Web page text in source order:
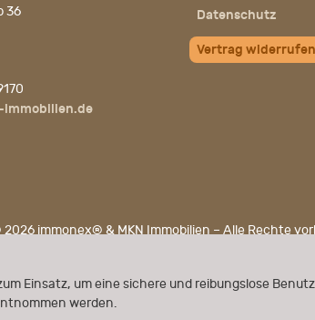
Einsatz, um eine sichere und reibungslose
werden.
36
immobilien.de
Datenschutz
Vertrag widerrufen
immonex® & MKN Immobilien – Alle Rechte